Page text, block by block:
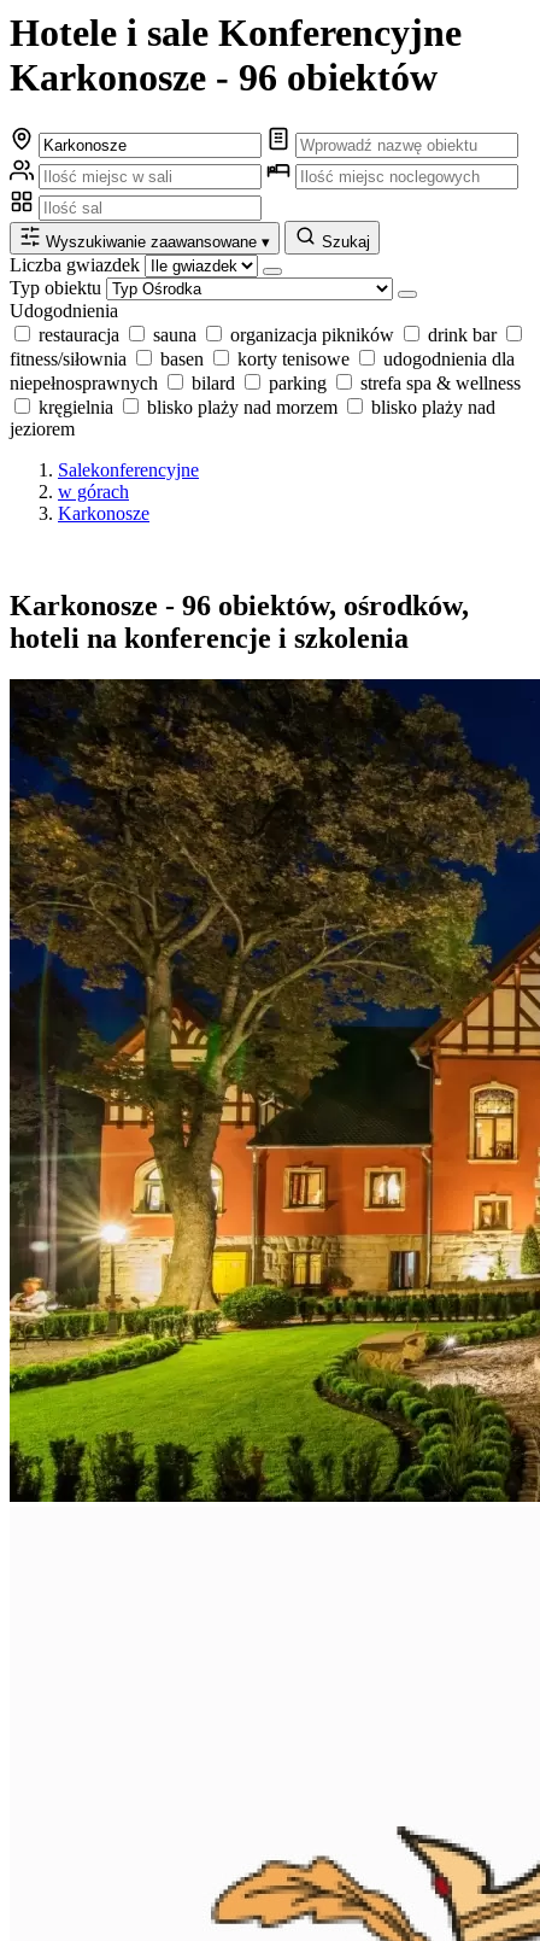
Hotele i sale Konferencyjne
Karkonosze - 96 obiektów
Wyszukiwanie zaawansowane ▾ Szukaj
Liczba gwiazdek
Typ obiektu
Udogodnienia
restauracja
sauna organizacja pikników
drink bar
fitness/siłownia
basen korty tenisowe
udogodnienia dla
niepełnosprawnych
bilard parking
strefa spa & wellness
kręgielnia
blisko plaży nad morzem
blisko plaży nad
jeziorem
Salekonferencyjne
w górach
Karkonosze
Karkonosze - 96 obiektów, ośrodków,
hoteli na konferencje i szkolenia